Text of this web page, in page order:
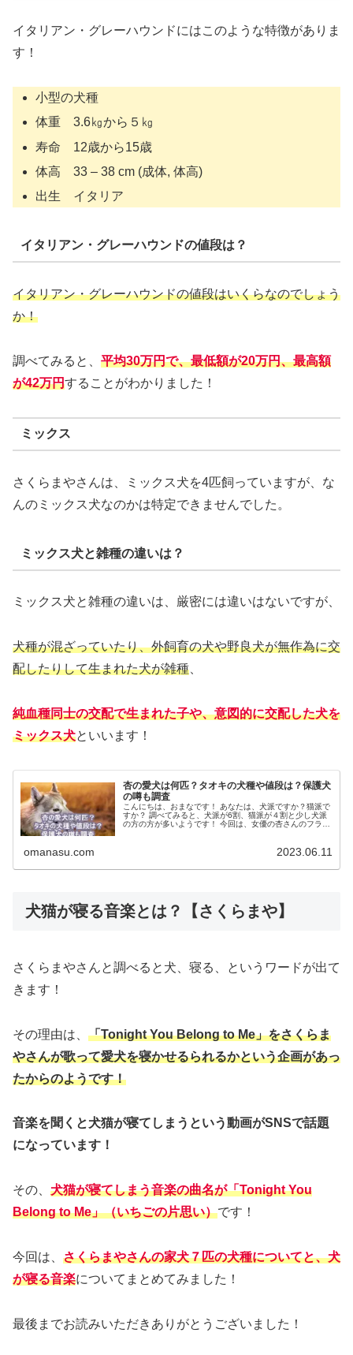
イタリアン・グレーハウンドにはこのような特徴がありま
す！
小型の犬種
体重 3.6㎏から５㎏
寿命 12歳から15歳
体高 33 – 38 cm (成体, 体高)
出生 イタリア
イタリアン・グレーハウンドの値段は？
イタリアン・グレーハウンドの値段はいくらなのでしょう
か！
調べてみると、 平均30万円で、最低額が20万円、最高額
が42万円することがわかりました！
ミックス
さくらまやさんは、ミックス犬を4匹飼っていますが、な
んのミックス犬なのかは特定できませんでした。
ミックス犬と雑種の違いは？
ミックス犬と雑種の違いは、厳密には違いはないですが、
犬種が混ざっていたり、外飼育の犬や野良犬が無作為に交
配したりして生まれた犬が雑種
純血種同士の交配で生まれた子や、意図的に交配した犬を
ミックス犬といいます！
杏の愛犬は何匹？タオキの犬種や値段は？保護犬
の噂も調査
こんにちは、おまなです！ あなたは、犬派ですか？猫派で
すか？ 調べてみると、犬派が6割、猫派が４割と少し犬派
の方の方が多いようです！ 今回は、女優の杏さんのフラン
omanasu.com 2023.06.11
犬猫が寝る音楽とは？【さくらまや】
さくらまやさんと調べると犬、寝る、というワードが出て
きます！
その理由は、 「Tonight You Belong to Me」をさくらま
やさんが歌って愛犬を寝かせるられるかという企画があっ
たからのようです！
音楽を聞くと犬猫が寝てしまうという動画がSNSで話題
になっています！
その、 犬猫が寝てしまう音楽の曲名が「Tonight You
Belong to Me」（いちごの片思い）です！
今回は、 さくらまやさんの家犬７匹の犬種についてと、犬
が寝る音楽についてまとめてみました！
最後までお読みいただきありがとうございました！